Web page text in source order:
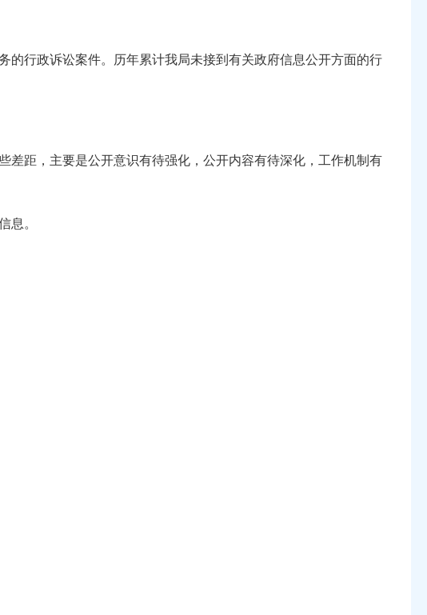
行政诉讼案件。历年累计我局未接到有关政府信息公开方面的行
距，主要是公开意识有待强化，公开内容有待深化，工作机制有
息。